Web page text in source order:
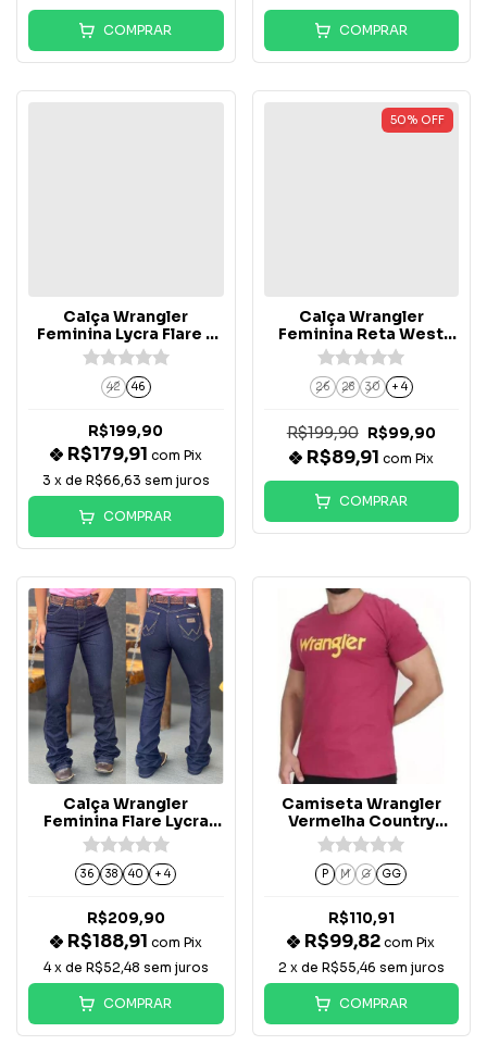
COMPRAR COMPRAR
Calça Wrangler
Feminina Lycra Flare -
18M4C2P60
42 46
R$199,90
R$179,91 com Pix
3 x de R$66,63 sem juros
COMPRAR
50% OFF
Calça Wrangler
Feminina Reta West
Fashion Branca -
WFM1PW60
26 28 30 + 4
R$199,90 R$99,90
R$89,91 com Pix
COMPRAR
Calça Wrangler
Feminina Flare Lycra
Amaciada - WF2041
36 38 40 + 4
R$209,90
R$188,91 com Pix
4 x de R$52,48 sem juros
COMPRAR
Camiseta Wrangler
Vermelha Country
Original 100% Algodão
P M G GG
R$110,91
R$99,82com Pix
2 x de R$55,46 sem juros
COMPRAR